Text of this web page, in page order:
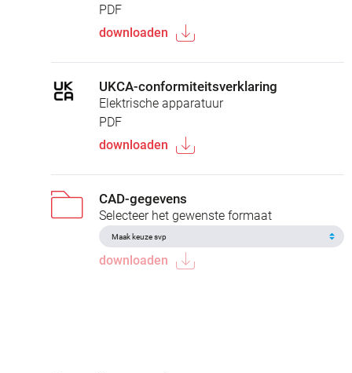
PDF
downloaden
UKCA-conformiteitsverklaring
Elektrische apparatuur
PDF
downloaden
CAD-gegevens
Selecteer het gewenste formaat
downloaden